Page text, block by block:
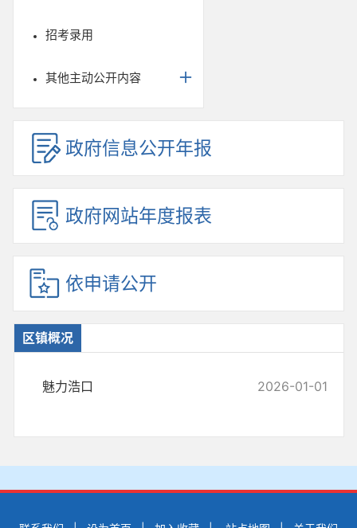
招考录用
其他主动公开内容
政府信息公开年报
政府网站年度报表
依申请公开
区镇概况
魅力浩口 2026-01-01